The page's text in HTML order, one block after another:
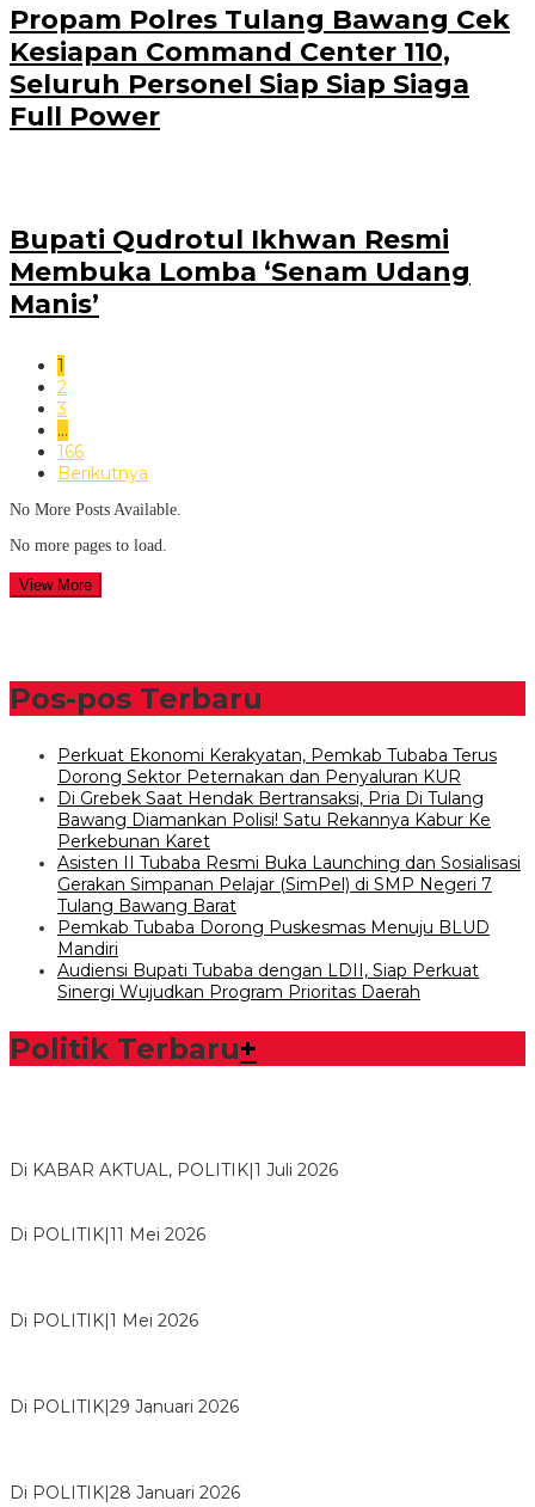
Propam Polres Tulang Bawang Cek
Kesiapan Command Center 110,
Seluruh Personel Siap Siap Siaga
Full Power
Bupati Qudrotul Ikhwan Resmi
Membuka Lomba ‘Senam Udang
Manis’
1
2
3
…
166
Berikutnya
No More Posts Available.
No more pages to load.
View More
Pos-pos Terbaru
Perkuat Ekonomi Kerakyatan, Pemkab Tubaba Terus
Dorong Sektor Peternakan dan Penyaluran KUR
Di Grebek Saat Hendak Bertransaksi, Pria Di Tulang
Bawang Diamankan Polisi! Satu Rekannya Kabur Ke
Perkebunan Karet
Asisten II Tubaba Resmi Buka Launching dan Sosialisasi
Gerakan Simpanan Pelajar (SimPel) di SMP Negeri 7
Tulang Bawang Barat
Pemkab Tubaba Dorong Puskesmas Menuju BLUD
Mandiri
Audiensi Bupati Tubaba dengan LDII, Siap Perkuat
Sinergi Wujudkan Program Prioritas Daerah
Politik Terbaru+
Di KABAR AKTUAL, POLITIK 1 Juli 2026
Di POLITIK 11 Mei 2026
Di POLITIK 1 Mei 2026
Di POLITIK 29 Januari 2026
Di POLITIK 28 Januari 2026